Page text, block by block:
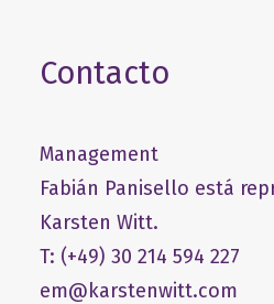
Contacto
Management
Fabián Panisello está
Karsten Witt.
T: (+49) 30 214 594 227
em@karstenwitt.com